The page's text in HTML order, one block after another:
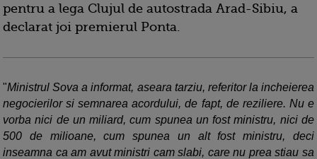
pentru a lega Clujul de autostrada Arad-Sibiu, a
declarat joi premierul Ponta.
"Ministrul Sova a informat, aseara tarziu, referitor la incheierea
negocierilor si semnarea acordului, de fapt, de reziliere. Nu e
vorba nici de un miliard, cum spunea un fost ministru, nici de
500 de milioane, cum spunea un alt fost ministru, deci
inseamna ca am avut ministri cam slabi, care nu prea stiau sa